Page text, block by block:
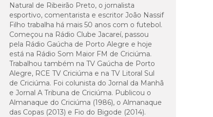
Natural de Ribeirão Preto, o jornalista
esportivo, comentarista e escritor João Nassif
Filho trabalha há mais 50 anos com o futebol.
Começou na Rádio Clube Jacareí, passou
pela Rádio Gaúcha de Porto Alegre e hoje
está na Rádio Som Maior FM de Criciúma.
Trabalhou também na TV Gaúcha de Porto
Alegre, RCE TV Criciúma e na TV Litoral Sul
de Criciúma. Foi colunista do Jornal da Manhã
e Jornal A Tribuna de Criciúma. Publicou o
Almanaque do Criciúma (1986), o Almanaque
das Copas (2013) e Fio do Bigode (2014).